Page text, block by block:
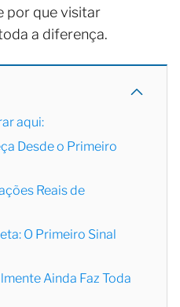
por que visitar
a diferença.
aqui:
Desde o Primeiro
Reais de
O Primeiro Sinal
Ainda Faz Toda